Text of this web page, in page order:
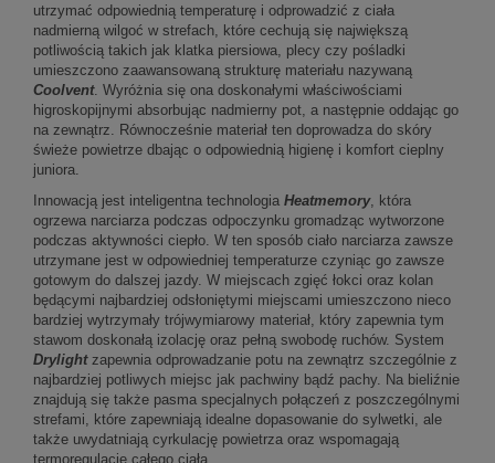
utrzymać odpowiednią temperaturę i odprowadzić z ciała
nadmierną wilgoć w strefach, które cechują się największą
potliwością takich jak klatka piersiowa, plecy czy pośladki
umieszczono zaawansowaną strukturę materiału nazywaną
Coolvent. Wyróżnia się ona doskonałymi właściwościami
higroskopijnymi absorbując nadmierny pot, a następnie oddając go
na zewnątrz. Równocześnie materiał ten doprowadza do skóry
świeże powietrze dbając o odpowiednią higienę i komfort cieplny
juniora.
Innowacją jest inteligentna technologia Heatmemory, która
ogrzewa narciarza podczas odpoczynku gromadząc wytworzone
podczas aktywności ciepło. W ten sposób ciało narciarza zawsze
utrzymane jest w odpowiedniej temperaturze czyniąc go zawsze
gotowym do dalszej jazdy. W miejscach zgięć łokci oraz kolan
będącymi najbardziej odsłoniętymi miejscami umieszczono nieco
bardziej wytrzymały trójwymiarowy materiał, który zapewnia tym
stawom doskonałą izolację oraz pełną swobodę ruchów. System
Drylight zapewnia odprowadzanie potu na zewnątrz szczególnie z
najbardziej potliwych miejsc jak pachwiny bądź pachy. Na bieliźnie
znajdują się także pasma specjalnych połączeń z poszczególnymi
strefami, które zapewniają idealne dopasowanie do sylwetki, ale
także uwydatniają cyrkulację powietrza oraz wspomagają
termoregulację całego ciała.